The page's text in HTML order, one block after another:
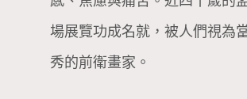
場展覽功成名就，被人們視為
秀的前衛畫家。